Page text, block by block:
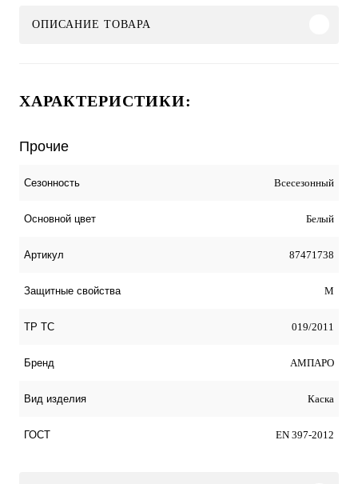
ОПИСАНИЕ ТОВАРА
ХАРАКТЕРИСТИКИ:
Прочие
Сезонность Всесезонный
Основной цвет Белый
Артикул 87471738
Защитные свойства М
ТР ТС 019/2011
Бренд АМПАРО
Вид изделия Каска
ГОСТ EN 397-2012